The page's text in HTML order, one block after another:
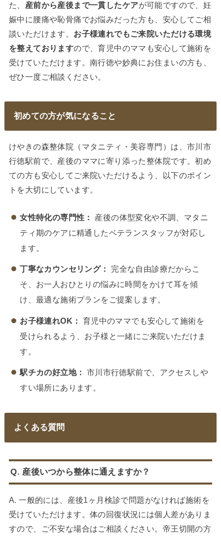
た、 産前から産後まで一貫したケアが可能ですので、妊
娠中に腰痛や恥骨痛でお悩みだった方も、安心してご相
談いただけます。 お子様連れでもご来院いただける環境
を整えておりますので、育児中のママも安心して施術を
受けていただけます。南行徳や妙典にお住まいの方も、
ぜひ一度ご相談ください。
初めての方が気になること
けやきの森整体院（マタニティ・美容専門）は、市川市
行徳駅前で、産後のママに寄り添った整体院です。初め
ての方も安心してご来院いただけるよう、以下のポイン
トを大切にしています。
女性特化の専門性：
産後の体型変化や不調、マタニ
ティ期のケアに精通したベテランスタッフが対応し
ます。
丁寧なカウンセリング：
完全な自由診療だからこ
そ、お一人おひとりの悩みに時間をかけて耳を傾
け、最適な施術プランをご提案します。
お子様連れOK：
育児中のママでも安心して施術を
受けられるよう、お子様と一緒にご来院いただけま
す。
駅チカの好立地：
市川市行徳駅前で、アクセスしや
すい場所にあります。
よくある質問
Q. 産後いつから整体に通えますか？
A. 一般的には、産後1ヶ月検診で問題がなければ施術を
受けていただけます。体の回復状況には個人差がありま
すので、ご不安な場合はご相談ください。帝王切開の方